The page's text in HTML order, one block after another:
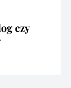
czy